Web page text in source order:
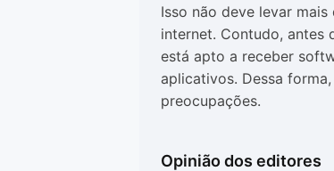
Isso não deve levar
internet. Contudo, antes
está apto a receber
aplicativos. Dessa
preocupações.
Opinião dos editores